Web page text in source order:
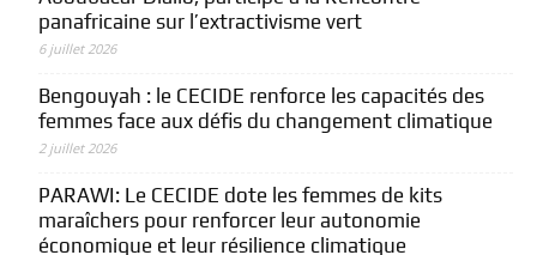
panafricaine sur l’extractivisme vert
6 juillet 2026
Bengouyah : le CECIDE renforce les capacités des
femmes face aux défis du changement climatique
2 juillet 2026
PARAWI: Le CECIDE dote les femmes de kits
maraîchers pour renforcer leur autonomie
économique et leur résilience climatique